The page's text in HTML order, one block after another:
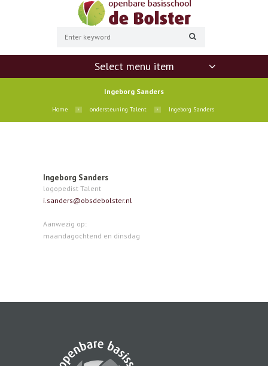
Select menu item
Ingeborg Sanders
Home ondersteuning Talent Ingeborg Sanders
Ingeborg Sanders
logopedist Talent
i.sanders@obsdebolster.nl
Aanwezig op:
maandagochtend en dinsdag